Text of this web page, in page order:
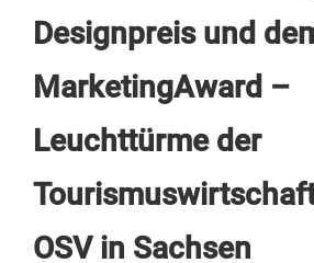
Designpreis und
MarketingAward –
Leuchttürme der
OSV in Sachsen